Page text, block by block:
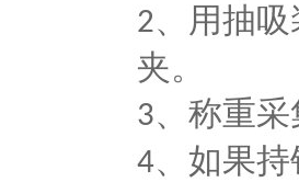
2、 用抽
夹。
3、 称重
4、 如果